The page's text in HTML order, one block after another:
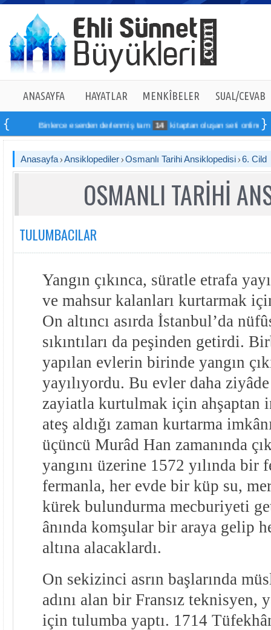
ANASAYFA HAYATLAR MENKÎBELER SUAL/CEVAB
Binlerce eserden derlenmiş tam 14 kitaptan oluşan seti online sipariş
Anasayfa Ansiklopediler Osmanlı Tarihi Ansiklopedisi 6. Cild
OSMANLI TARİHİ
TULUMBACILAR
Yangın çıkınca, süratle etrafa
ve mahsur kalanları kurtarmak
On altıncı asırda İstanbul’da
sıkıntıları da peşinden getirdi.
yapılan evlerin birinde yangın
yayılıyordu. Bu evler daha
zayiatla kurtulmak için ahşaptan
ateş aldığı zaman kurtarma
üçüncü Murâd Han zamanında
yangını üzerine 1572 yılında bir
fermanla, her evde bir küp su,
kürek bulundurma mecburiyeti
ânında komşular bir araya gelip
altına alacaklardı.
On sekizinci asrın başlarında
adını alan bir Fransız teknisyen,
için tulumba yaptı. 1714